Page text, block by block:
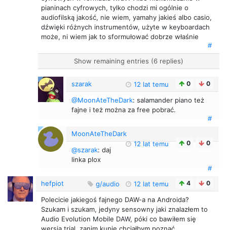
pianinach cyfrowych, tylko chodzi mi ogólnie o
audiofilską jakość, nie wiem, yamahy jakieś albo casio,
dźwięki różnych instrumentów, użyte w keyboardach
może, ni wiem jak to sformułować dobrze właśnie
#
Show remaining entries (6 replies)
szarak 12 lat temu 0 0
@MoonAteTheDark: salamander piano też
fajne i też można za free pobrać.
#
MoonAteTheDark
12 lat temu
0 0
@szarak: daj
linka plox
#
hefpiot
g/audio 12 lat temu 4 0
Polecicie jakiegoś fajnego DAW-a na Androida?
Szukam i szukam, jedyny sensowny jaki znalazłem to
Audio Evolution Mobile DAW, póki co bawiłem się